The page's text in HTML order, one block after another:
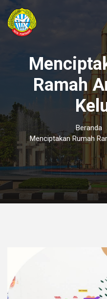
Ramah
Beranda
Menciptakan Rumah